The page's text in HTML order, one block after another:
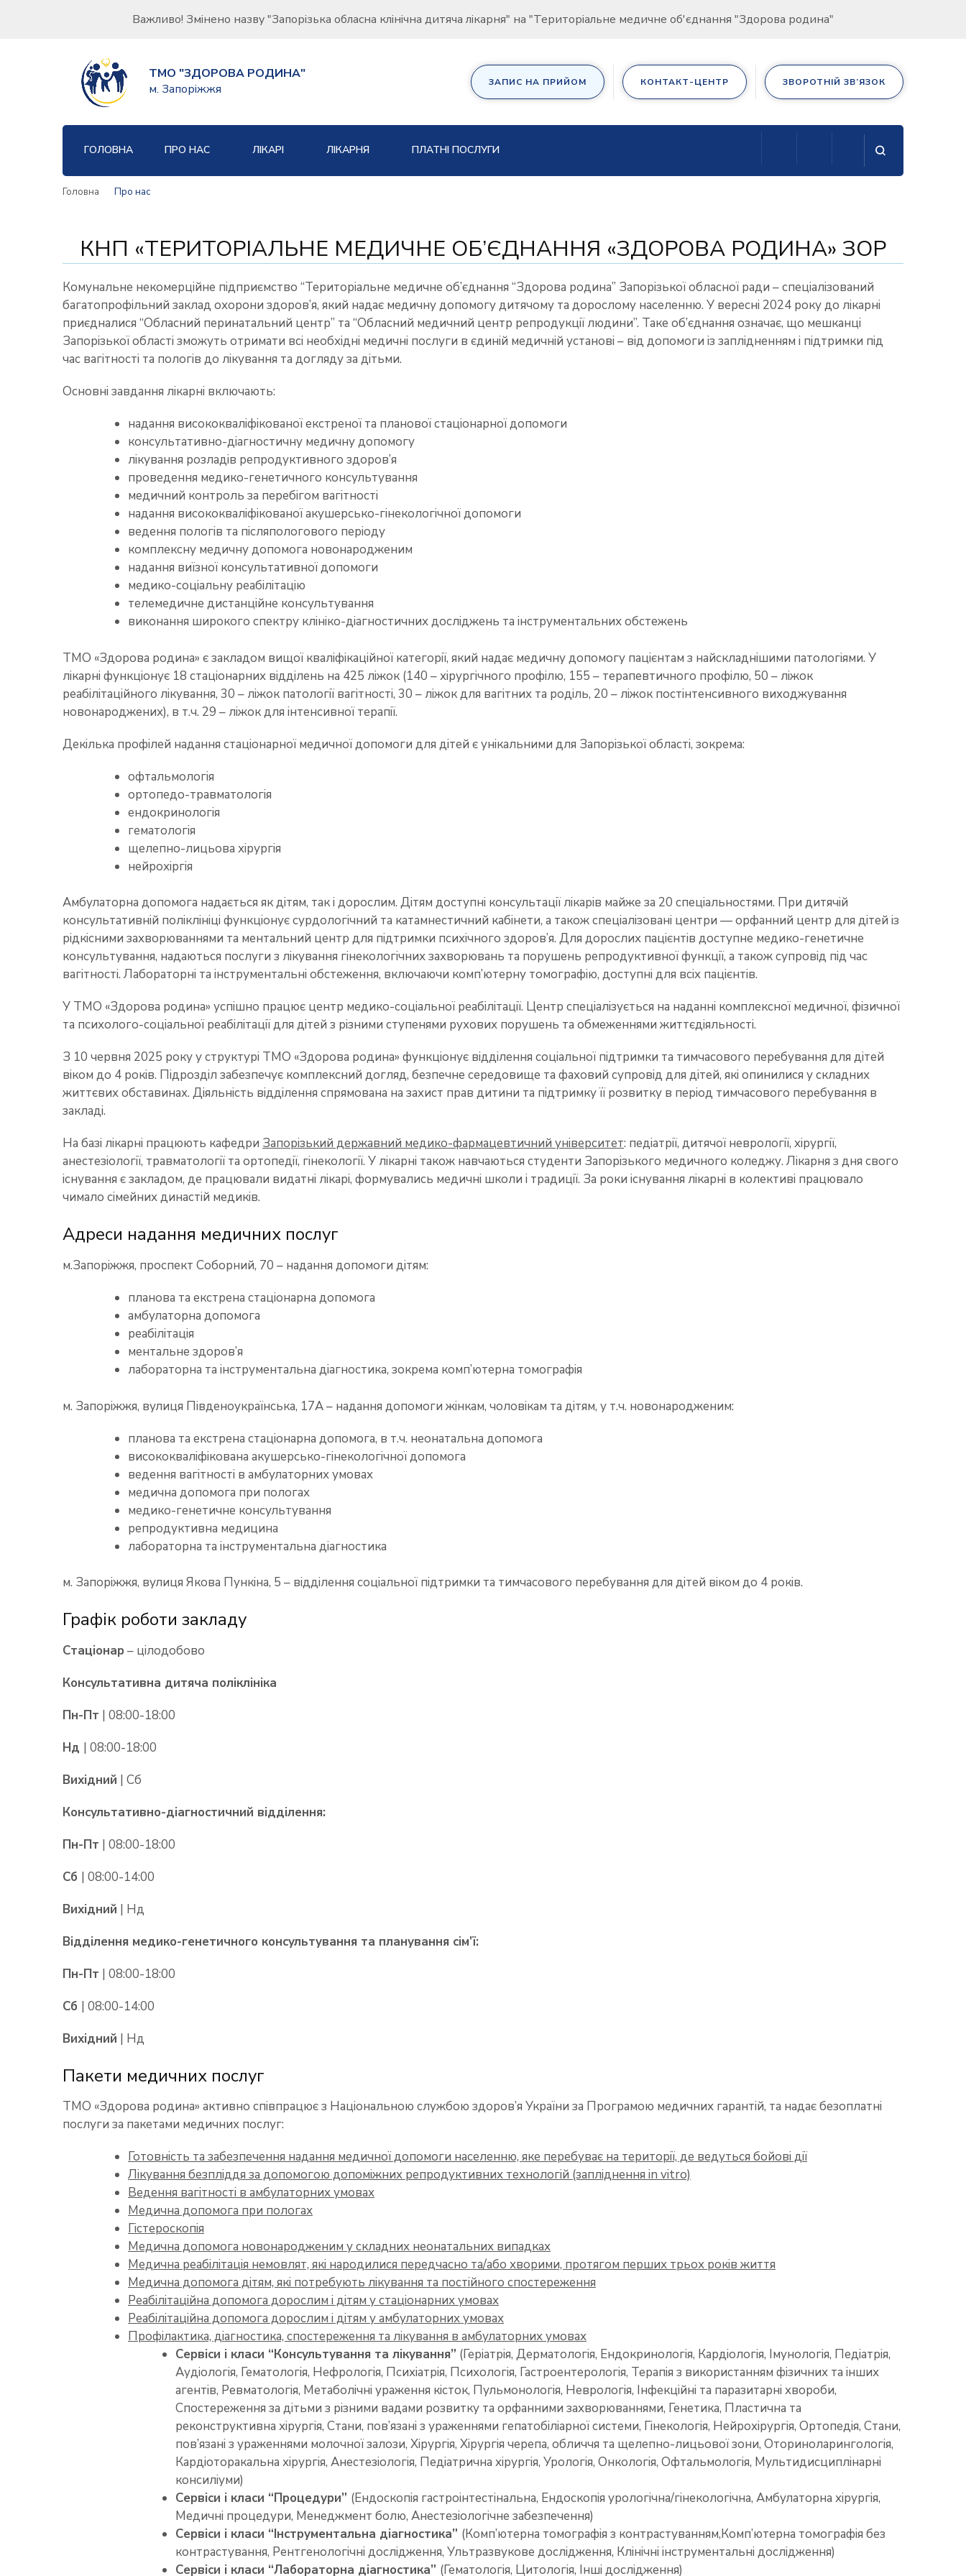
Важливо! Змінено назву "Запорізька обласна клінічна дитяча лікарня" на "Територіальне медичне об'єднання "Здорова родина"
ТМО "ЗДОРОВА РОДИНА"
м. Запоріжжя
ЗАПИС НА ПРИЙОМ КОНТАКТ-ЦЕНТР ЗВОРОТНІЙ ЗВ’ЯЗОК
ГОЛОВНА ПРО НАС ЛІКАРІ ЛІКАРНЯ ПЛАТНІ ПОСЛУГИ
Головна Про нас
КНП «ТЕРИТОРІАЛЬНЕ МЕДИЧНЕ ОБ’ЄДНАННЯ «ЗДОРОВА РОДИНА» ЗОР
Комунальне некомерційне підприємство “Територіальне медичне об’єднання “Здорова родина” Запорізької обласної ради – спеціалізований
багатопрофільний заклад охорони здоров’я, який надає медичну допомогу дитячому та дорослому населенню. У вересні 2024 року до лікарні
приєдналися “Обласний перинатальний центр” та “Обласний медичний центр репродукції людини”. Таке об’єднання означає, що мешканці
Запорізької області зможуть отримати всі необхідні медичні послуги в єдиній медичній установі – від допомоги із заплідненням і підтримки під
час вагітності та пологів до лікування та догляду за дітьми.
Основні завдання лікарні включають:
надання висококваліфікованої екстреної та планової стаціонарної допомоги
консультативно-діагностичну медичну допомогу
лікування розладів репродуктивного здоров’я
проведення медико-генетичного консультування
медичний контроль за перебігом вагітності
надання висококваліфікованої акушерсько-гінекологічної допомоги
ведення пологів та післяпологового періоду
комплексну медичну допомога новонародженим
надання виїзної консультативної допомоги
медико-соціальну реабілітацію
телемедичне дистанційне консультування
виконання широкого спектру клініко-діагностичних досліджень та інструментальних обстежень
ТМО «Здорова родина» є закладом вищої кваліфікаційної категорії, який надає медичну допомогу пацієнтам з найскладнішими патологіями. У
лікарні функціонує 18 стаціонарних відділень на 425 ліжок (140 – хірургічного профілю, 155 – терапевтичного профілю, 50 – ліжок
реабілітаційного лікування, 30 – ліжок патології вагітності, 30 – ліжок для вагітних та роділь, 20 – ліжок постінтенсивного виходжування
новонароджених), в т.ч. 29 – ліжок для інтенсивної терапії.
Декілька профілей надання стаціонарної медичної допомоги для дітей є унікальними для Запорізької області, зокрема:
офтальмологія
ортопедо-травматологія
ендокринологія
гематологія
щелепно-лицьова хірургія
нейрохіргія
Амбулаторна допомога надається як дітям, так і дорослим. Дітям доступні консультації лікарів майже за 20 спеціальностями. При дитячій
консультативній поліклініці функціонує сурдологічний та катамнестичний кабінети, а також спеціалізовані центри — орфанний центр для дітей із
рідкісними захворюваннями та ментальний центр для підтримки психічного здоров’я. Для дорослих пацієнтів доступне медико-генетичне
консультування, надаються послуги з лікування гінекологічних захворювань та порушень репродуктивної функції, а також супровід під час
вагітності. Лабораторні та інструментальні обстеження, включаючи комп’ютерну томографію, доступні для всіх пацієнтів.
У ТМО «Здорова родина» успішно працює центр медико-соціальної реабілітації. Центр спеціалізується на наданні комплексної медичної, фізичної
та психолого-соціальної реабілітації для дітей з різними ступенями рухових порушень та обмеженнями життєдіяльності.
З 10 червня 2025 року у структурі ТМО «Здорова родина» функціонує відділення соціальної підтримки та тимчасового перебування для дітей
віком до 4 років. Підрозділ забезпечує комплексний догляд, безпечне середовище та фаховий супровід для дітей, які опинилися у складних
життєвих обставинах. Діяльність відділення спрямована на захист прав дитини та підтримку її розвитку в період тимчасового перебування в
закладі.
На базі лікарні працюють кафедри Запорізький державний медико-фармацевтичний університет: педіатрії, дитячої неврології, хірургії,
анестезіології, травматології та ортопедії, гінекології. У лікарні також навчаються студенти Запорізького медичного коледжу. Лікарня з дня свого
існування є закладом, де працювали видатні лікарі, формувались медичні школи і традиції. За роки існування лікарні в колективі працювало
чимало сімейних династій медиків.
Адреси надання медичних послуг
м.Запоріжжя, проспект Соборний, 70 – надання допомоги дітям:
планова та екстрена стаціонарна допомога
амбулаторна допомога
реабілітація
ментальне здоров’я
лабораторна та інструментальна діагностика, зокрема комп’ютерна томографія
м. Запоріжжя, вулиця Південоукраїнська, 17А – надання допомоги жінкам, чоловікам та дітям, у т.ч. новонародженим:
планова та екстрена стаціонарна допомога, в т.ч. неонатальна допомога
висококваліфікована акушерсько-гінекологічної допомога
ведення вагітності в амбулаторних умовах
медична допомога при пологах
медико-генетичне консультування
репродуктивна медицина
лабораторна та інструментальна діагностика
м. Запоріжжя, вулиця Якова Пункіна, 5 – відділення соціальної підтримки та тимчасового перебування для дітей віком до 4 років.
Графік роботи закладу
Стаціонар – цілодобово
Консультативна дитяча поліклініка
Пн-Пт | 08:00-18:00
Нд | 08:00-18:00
Вихідний | Сб
Консультативно-діагностичний відділення:
Пн-Пт | 08:00-18:00
Сб | 08:00-14:00
Вихідний | Нд
Відділення медико-генетичного консультування та планування сім’ї:
Пн-Пт | 08:00-18:00
Сб | 08:00-14:00
Вихідний | Нд
Пакети медичних послуг
ТМО «Здорова родина» активно співпрацює з Національною службою здоров’я України за Програмою медичних гарантій, та надає безоплатні
послуги за пакетами медичних послуг:
Готовність та забезпечення надання медичної допомоги населенню, яке перебуває на території, де ведуться бойові дії
Лікування безпліддя за допомогою допоміжних репродуктивних технологій (запліднення in vitro)
Ведення вагітності в амбулаторних умовах
Медична допомога при пологах
Гістероскопія
Медична допомога новонародженим у складних неонатальних випадках
Медична реабілітація немовлят, які народилися передчасно та/або хворими, протягом перших трьох років життя
Медична допомога дітям, які потребують лікування та постійного спостереження
Реабілітаційна допомога дорослим і дітям у стаціонарних умовах
Реабілітаційна допомога дорослим і дітям у амбулаторних умовах
Профілактика, діагностика, спостереження та лікування в амбулаторних умовах
Сервіси і класи “Консультування та лікування” (Геріатрія, Дерматологія, Ендокринологія, Кардіологія, Імунологія, Педіатрія,
Аудіологія, Гематологія, Нефрологія, Психіатрія, Психологія, Гастроентерологія, Терапія з використанням фізичних та інших
агентів, Ревматологія, Метаболічні ураження кісток, Пульмонологія, Неврологія, Інфекційні та паразитарні хвороби,
Спостереження за дітьми з різними вадами розвитку та орфанними захворюваннями, Генетика, Пластична та
реконструктивна хірургія, Стани, пов’язані з ураженнями гепатобіліарної системи, Гінекологія, Нейрохірургія, Ортопедія, Стани,
пов’язані з ураженнями молочної залози, Хірургія, Хірургія черепа, обличчя та щелепно-лицьової зони, Оториноларингологія,
Кардіоторакальна хірургія, Анестезіологія, Педіатрична хірургія, Урологія, Онкологія, Офтальмологія, Мультидисциплінарні
консиліуми)
Сервіси і класи “Процедури” (Ендоскопія гастроінтестінальна, Ендоскопія урологічна/гінекологічна, Амбулаторна хірургія,
Медичні процедури, Менеджмент болю, Анестезіологічне забезпечення)
Сервіси і класи “Інструментальна діагностика” (Комп’ютерна томографія з контрастуванням,Комп’ютерна томографія без
контрастування, Рентгенологічні дослідження, Ультразвукове дослідження, Клінічні інструментальні дослідження)
Сервіси і класи “Лабораторна діагностика” (Гематологія, Цитологія, Інші дослідження)